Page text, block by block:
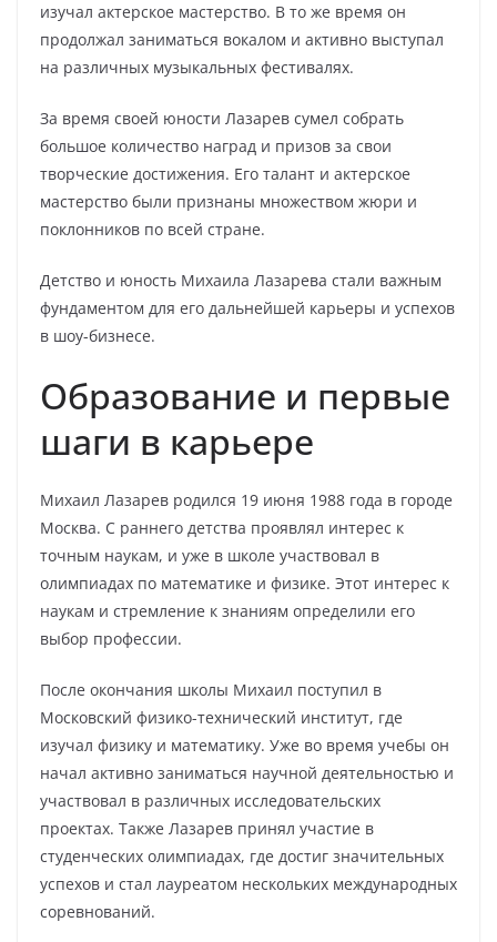
изучал актерское мастерство. В то же время он
продолжал заниматься вокалом и активно выступал
на различных музыкальных фестивалях.
За время своей юности Лазарев сумел собрать
большое количество наград и призов за свои
творческие достижения. Его талант и актерское
мастерство были признаны множеством жюри и
поклонников по всей стране.
Детство и юность Михаила Лазарева стали важным
фундаментом для его дальнейшей карьеры и успехов
в шоу-бизнесе.
Образование и первые
шаги в карьере
Михаил Лазарев родился 19 июня 1988 года в городе
Москва. С раннего детства проявлял интерес к
точным наукам, и уже в школе участвовал в
олимпиадах по математике и физике. Этот интерес к
наукам и стремление к знаниям определили его
выбор профессии.
После окончания школы Михаил поступил в
Московский физико-технический институт, где
изучал физику и математику. Уже во время учебы он
начал активно заниматься научной деятельностью и
участвовал в различных исследовательских
проектах. Также Лазарев принял участие в
студенческих олимпиадах, где достиг значительных
успехов и стал лауреатом нескольких международных
соревнований.